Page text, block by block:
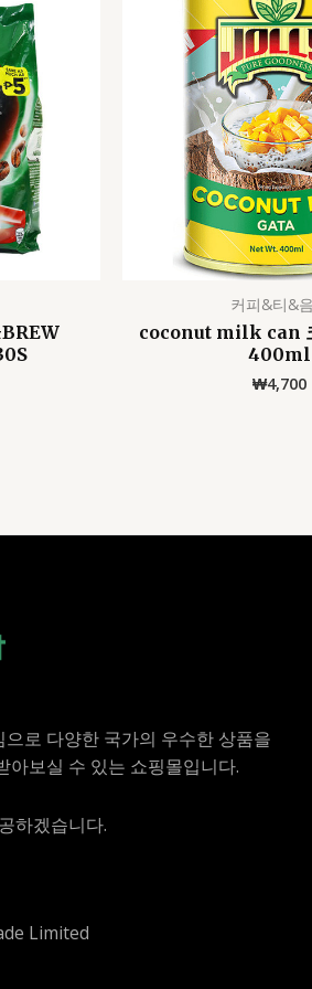
커피&티&
coconut milk can
400ml
₩4,700
로 다양한 국가의 우수한 상품을
아보실 수 있는 쇼핑몰입니다.
하겠습니다.
Limited